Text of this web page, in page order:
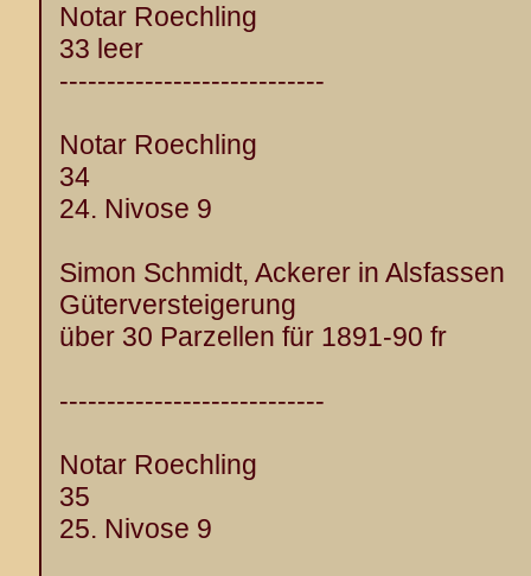
Notar Roechling
33 leer
----------------------------
Notar Roechling
34
24. Nivose 9
Simon Schmidt, Ackerer in Alsfassen
Güterversteigerung
über 30 Parzellen für 1891-90 fr
----------------------------
Notar Roechling
35
25. Nivose 9